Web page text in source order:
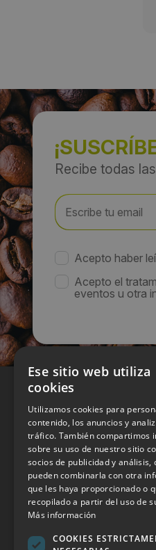
Recibe todas
Acepto haber
Acepto el
eventos u otra
Hostel Vending es
Ese sitio web utiliza
cookies
Utilizamos cookies para
contenido, los anuncios y
tráfico. También compartimos
sobre su uso de nuestro sitio
socios de publicidad y análisis,
pueden combinarla con otra
que les haya proporcionado o
recopilado a partir del uso de
Más información
COOKIES